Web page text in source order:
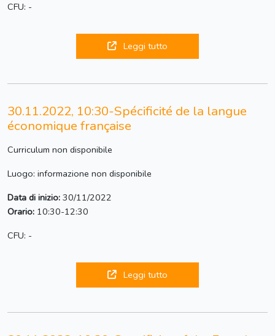
CFU: -
Leggi tutto
30.11.2022, 10:30-Spécificité de la langue
économique française
Curriculum non disponibile
Luogo: informazione non disponibile
Data di inizio: 30/11/2022
Orario: 10:30-12:30
CFU: -
Leggi tutto